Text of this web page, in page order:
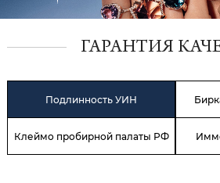
ГАРАНТИЯ
Подлинность УИН
Клеймо пробирной палаты РФ